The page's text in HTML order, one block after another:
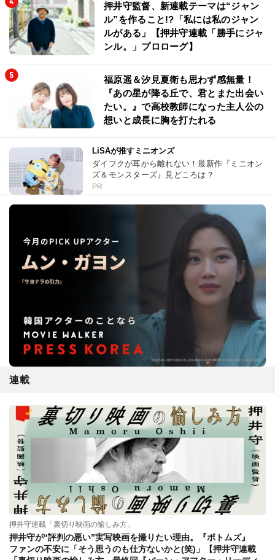
押井守監督、新連載テーマは“ジャン
ル”を作ること!?「私には私のジャン
ルがある」【押井守連載「勝手にジャ
ンル。」プロローグ】
福原遥＆汐見夏衛も思わず感無量！
『あの星が降る丘で、君とまた出会い
たい。』で高校教師になった主人公の
想いと成長に胸を打たれる
LiSAが推すミニオンズ
ダイフクが耳から離れない！最新作『ミニオン
ズ＆モンスターズ』見どころは？
PR
連載
押井守連載「裏切り映画の愉しみ方」
押井守が“評判の悪い”実写映画を撮りたい理由。『ボトムズ』
ファンの不安に「そう思うのも仕方ないかと(笑)」【押井守連載